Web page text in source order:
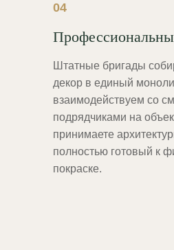
04
Штатные бригады
декор в единый
взаимодействуем со
подрядчиками на
принимаете
полностью готовый к
покраске.